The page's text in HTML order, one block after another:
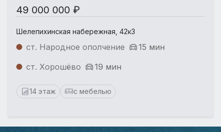
49 000 000 ₽
Шелепихинская набережная, 42к3
ст. Народное ополчение
15 мин
ст. Хорошёво
19 мин
14 этаж с мебелью